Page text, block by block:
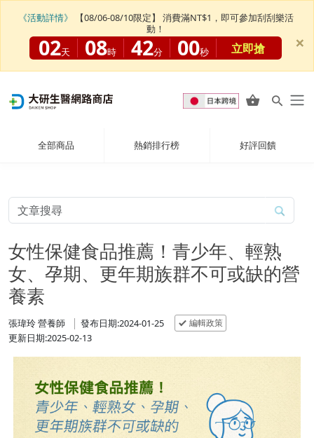
全部商品 熱銷排行榜 好評回饋
女性保健食品推薦！青少年、輕熟
女、孕期、更年期族群不可或缺的營
養素
張瑋玲 營養師 發布日期:2024-01-25 編輯政策
更新日期:2025-02-13
《活動詳情》
【08/06-08/10限定】 消費滿NT$1，即可參加刮刮樂活
動！
02天 08時 41分 59秒 立即搶 ×